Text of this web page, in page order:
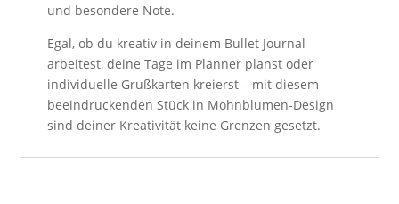
und besondere Note.
Egal, ob du kreativ in deinem Bullet Journal
arbeitest, deine Tage im Planner planst oder
individuelle Grußkarten kreierst – mit diesem
beeindruckenden Stück in Mohnblumen-Design
sind deiner Kreativität keine Grenzen gesetzt.